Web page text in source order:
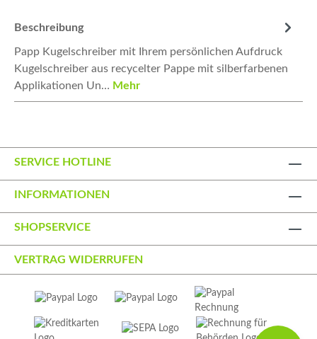
Beschreibung
Papp Kugelschreiber mit Ihrem persönlichen Aufdruck
Kugelschreiber aus recycelter Pappe mit silberfarbenen
Applikationen Un… Mehr
SERVICE HOTLINE
INFORMATIONEN
SHOPSERVICE
VERTRAG WIDERRUFEN